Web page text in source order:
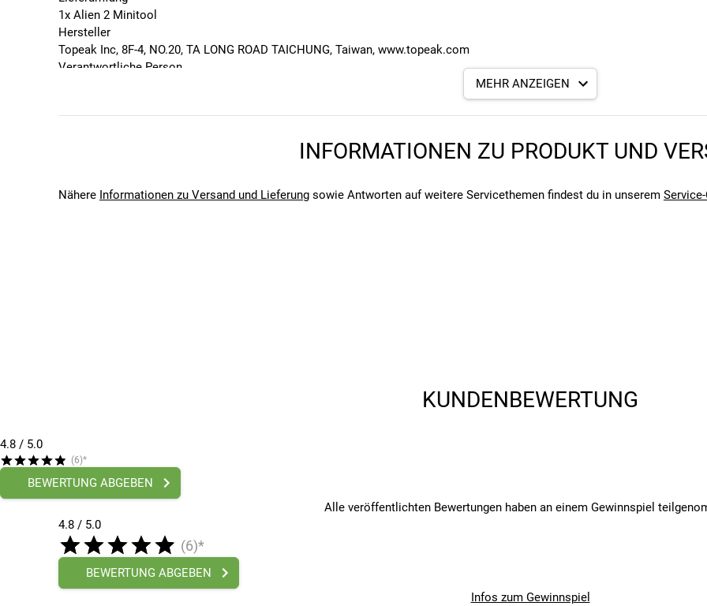
Maulschlüssel: 8 / 10 / 15 mm
Ringschlüssel: 9 mm
Gewicht: 290 g
Maße: 8,6 x 4,3 x 4,1 cm
2x Reifenheber
Größerer Hebel
Produkte der Firma Topeak sind Fahrradpumpen wie Minipumpen für den Transport und Standpumpen, Fahrradtaschen und
Mini- Werkzeuge und vieles mehr. Das Unternehmen Topeak weist eine Erfolgsgeschichte vor, die regelmäßig mit
Firmengeschichte macht die Marke seit 1991 zu einem Top-Bikezubehörhersteller und etablierte Topeak weltweit.
1x Alien 2 Minitool
Hersteller
Topeak Inc, 8F-4, NO.20, TA LONG ROAD TAICHUNG, Taiwan, www.topeak.com
Verantwortliche Person
RTI Sports GmbH, Am Autobahnkreuz 7, 56072 Koblenz, Deutschland, service@rtisports.de
Schwarz
Topeak
MEHR ANZEIGEN
INFORMATIONEN ZU PRODUKT UND
Nähere Informationen zu Versand und Lieferungsowie Antworten auf weitere Servicethemen findest du in unserem
KUNDENBEWERTUNG
4.8 / 5.0
(6)*
BEWERTUNG ABGEBEN
Alle veröffentlichten Bewertungen haben an einem Gewinnspiel
4.8 / 5.0
(6)*
BEWERTUNG ABGEBEN
Infos zum Gewinnspiel